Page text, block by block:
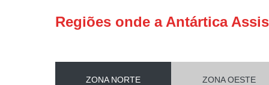
Regiões onde a Antártica
ZONA NORTE ZONA OESTE